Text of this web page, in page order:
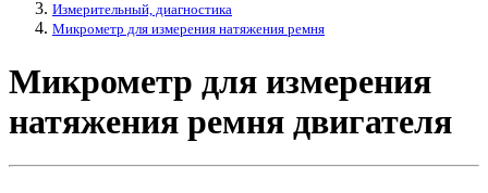
Измерительный, диагностика
Микрометр для измерения натяжения ремня
Микрометр для измерения
натяжения ремня двигателя